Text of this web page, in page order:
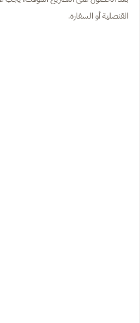
القنصلية أو السفارة.